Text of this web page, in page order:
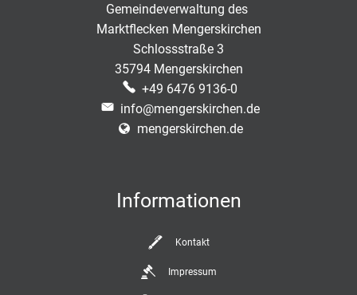
Gemeindeverwaltung des
Marktflecken Mengerskirchen
Schlossstraße 3
35794 Mengerskirchen
+49 6476 9136-0
info@mengerskirchen.de
mengerskirchen.de
Informationen
Kontakt
Impressum